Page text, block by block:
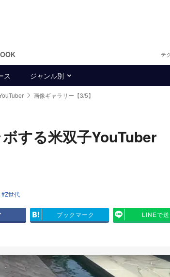
テ
ス ジャンル別
画像ギャラリー【3/5】
する米双子YouTuber
Z世代
ブックマーク LINEで送